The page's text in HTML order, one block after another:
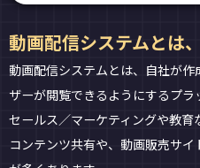
動画配信システムとは、
動画配信システムとは、自社が
ザーが閲覧できるようにするプラ
セールス／マーケティングや教
コンテンツ共有や、動画販売サ